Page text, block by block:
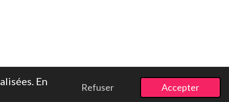
En Refuser Accepter